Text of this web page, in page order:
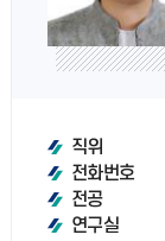
직위
전화번호
전공
연구실